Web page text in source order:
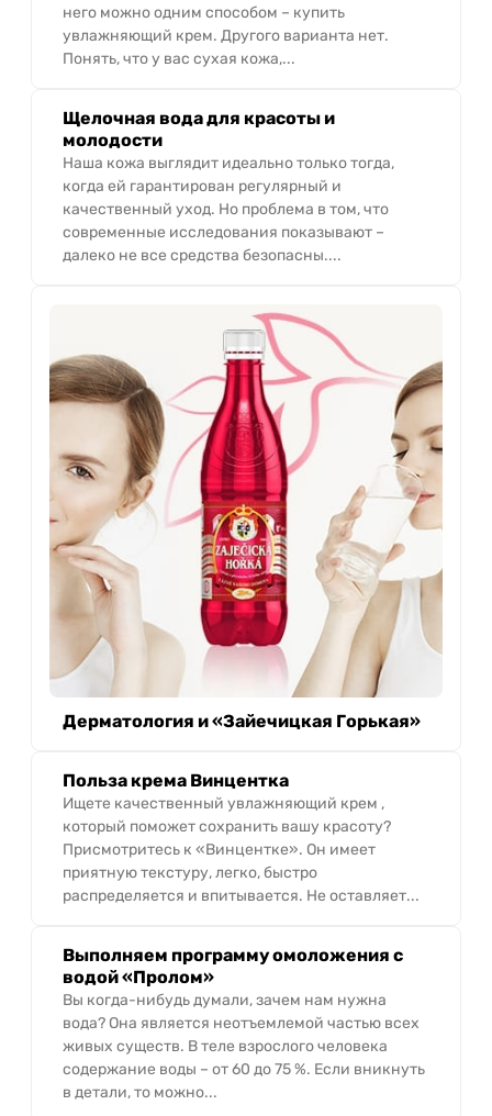
него можно одним способом – купить
увлажняющий крем. Другого варианта нет.
Понять, что у вас сухая кожа,...
Щелочная вода для красоты и
молодости
Наша кожа выглядит идеально только тогда,
когда ей гарантирован регулярный и
качественный уход. Но проблема в том, что
современные исследования показывают –
далеко не все средства безопасны....
Дерматология и «Зайечицкая Горькая»
Польза крема Винцентка
Ищете качественный увлажняющий крем ,
который поможет сохранить вашу красоту?
Присмотритесь к «Винцентке». Он имеет
приятную текстуру, легко, быстро
распределяется и впитывается. Не оставляет...
Выполняем программу омоложения с
водой «Пролом»
Вы когда-нибудь думали, зачем нам нужна
вода? Она является неотъемлемой частью всех
живых существ. В теле взрослого человека
содержание воды – от 60 до 75 %. Если вникнуть
в детали, то можно...